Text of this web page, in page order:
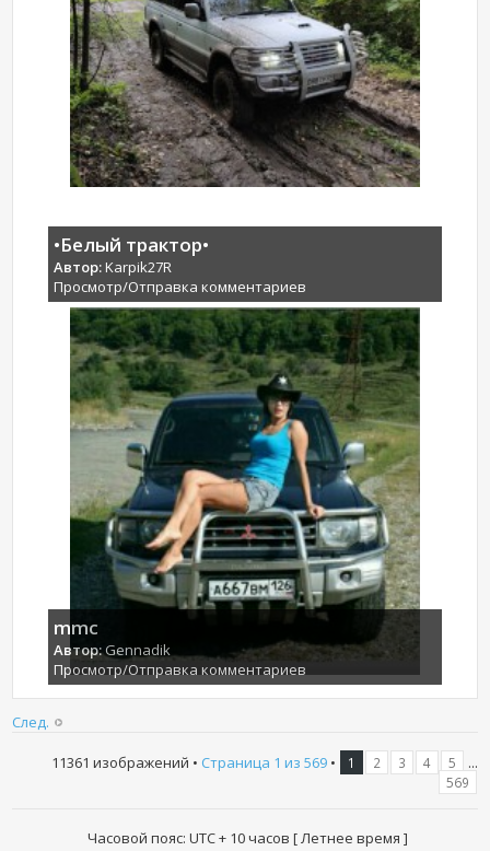
•Белый трактор•
Автор:Karpik27R
Просмотр/Отправка комментариев
mmc
Автор:Gennadik
Просмотр/Отправка комментариев
След.
11361 изображений • Страница 1 из 569• 1 2 3 4 5 ...
569
Часовой пояс: UTC + 10 часов [ Летнее время ]